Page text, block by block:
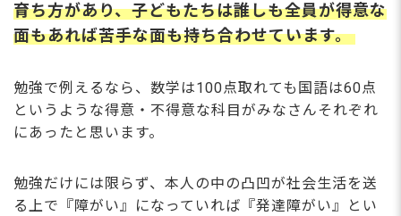
育ち⽅があり、⼦どもたちは誰しも全員が得意な
⾯もあれば苦⼿な⾯も持ち合わせています。
勉強で例えるなら、数学は100点取れても国語は60点
というような得意・不得意な科⽬がみなさんそれぞれ
にあったと思います。
勉強だけには限らず、本⼈の中の凸凹が社会⽣活を送
る上で『障がい』になっていれば『発達障がい』とい